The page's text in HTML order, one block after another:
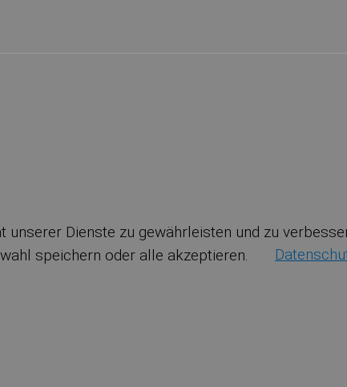
Dienste zu gewährleisten und zu
speichern oder alle akzeptieren.